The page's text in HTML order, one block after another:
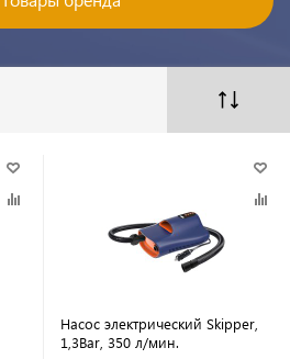
Насос электрический Skipper,
1,3Bar, 350 л/мин.